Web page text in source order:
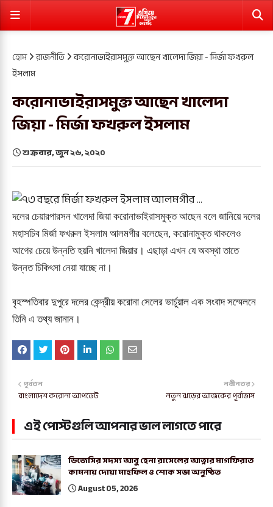
হোম রাজনীতি করোনাভাইরাসমুক্ত আছেন খালেদা জিয়া - মির্জা ফখরুল
ইসলাম
করোনাভাইরাসমুক্ত আছেন খালেদা
জিয়া - মির্জা ফখরুল ইসলাম
শুক্রবার, জুন ২৬, ২০২০
দলের চেয়ারপারসন খালেদা জিয়া করোনাভাইরাসমুক্ত আছেন বলে জানিয়ে দলের
মহাসচিব মির্জা ফখরুল ইসলাম আলমগীর বলেছেন, করোনামুক্ত থাকলেও
আগের চেয়ে উন্নতি হয়নি খালেদা জিয়ার। এছাড়া এখন যে অবস্থা তাতে
উন্নত চিকিৎসা নেয়া যাচ্ছে না।
বৃহস্পতিবার দুপুরে দলের কেন্দ্রীয় করোনা সেলের ভার্চুয়াল এক সংবাদ সম্মেলনে
তিনি এ তথ্য জানান।
নবীনতর
নতুন ঝড়ের আজকের পূর্বাভাস
পূর্বতন
বাংলাদেশ করোনা আপডেট
এই পোস্টগুলি আপনার ভাল লাগতে পারে
ডিজেসির সদস্য আবু হেনা রাসেলের আত্নার মাগফিরাত
কামনায় দোয়া মাহফিল ও শোক সভা অনুষ্ঠিত
August 05, 2026